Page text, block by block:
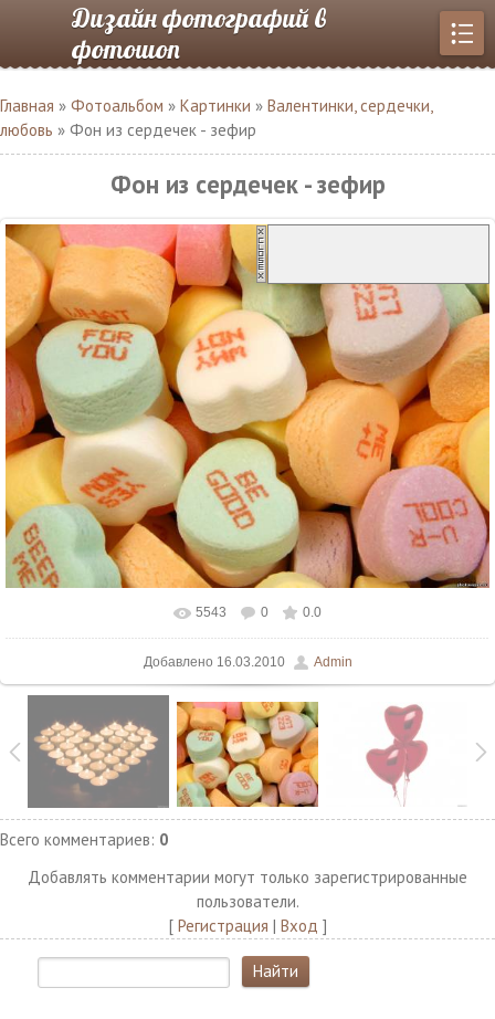
Дизайн фотографий в
фотошоп
Главная » Фотоальбом » Картинки » Валентинки, сердечки,
любовь » Фон из сердечек - зефир
Фон из сердечек - зефир
В реальном размере 1500x1125
5543 0 0.0
Добавлено 16.03.2010 Admin
Всего комментариев: 0
Добавлять комментарии могут только зарегистрированные
пользователи.
[ Регистрация | Вход ]